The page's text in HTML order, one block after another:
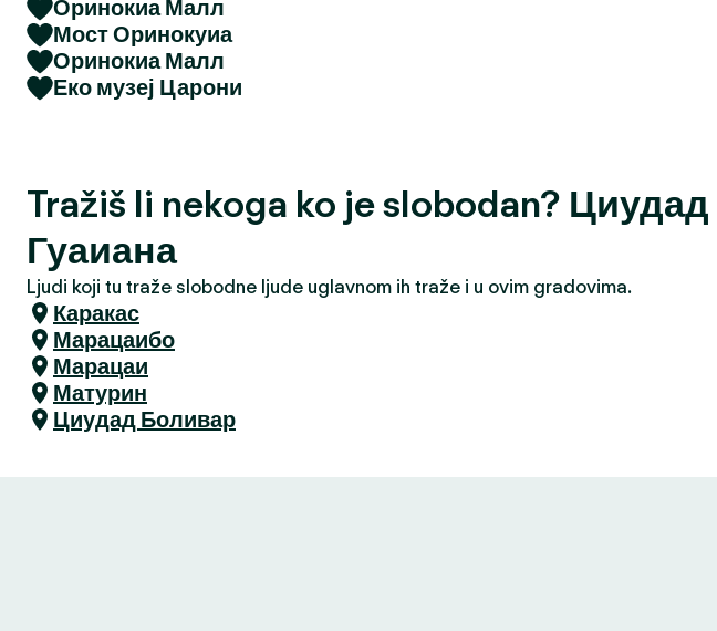
Оринокиа Малл
Мост Оринокуиа
Оринокиа Малл
Еко музеј Царони
Tražiš li nekoga ko je slobodan? Циудад
Гуаиана
Ljudi koji tu traže slobodne ljude uglavnom ih traže i u ovim gradovima.
Каракас
Марацаибо
Марацаи
Матурин
Циудад Боливар